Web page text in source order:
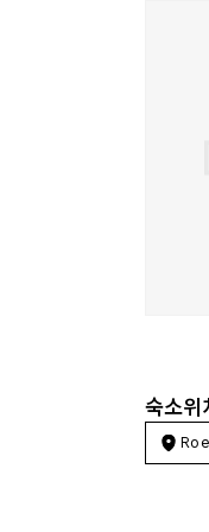
숙소위